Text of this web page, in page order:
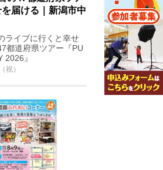
届ける｜新潟市中
ライブに行くと幸せ
都道府県ツアー『PU
2026』
祝）